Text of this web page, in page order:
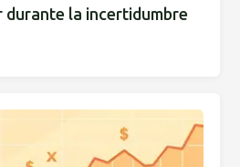
durante la incertidumbre